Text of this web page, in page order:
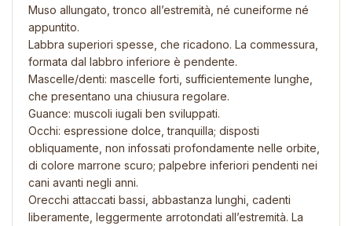
Muso allungato, tronco all’estremità, né cuneiforme né
appuntito.
Labbra superiori spesse, che ricadono. La commessura,
formata dal labbro inferiore è pendente.
Mascelle/denti: mascelle forti, sufficientemente lunghe,
che presentano una chiusura regolare.
Guance: muscoli iugali ben sviluppati.
Occhi: espressione dolce, tranquilla; disposti
obliquamente, non infossati profondamente nelle orbite,
di colore marrone scuro; palpebre inferiori pendenti nei
cani avanti negli anni.
Orecchi attaccati bassi, abbastanza lunghi, cadenti
liberamente, leggermente arrotondati all’estremità. La